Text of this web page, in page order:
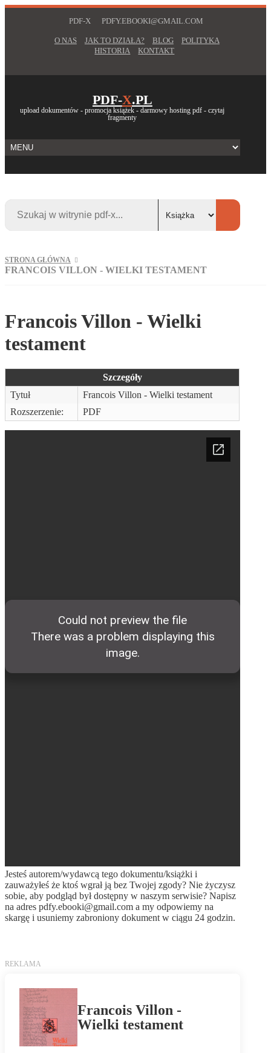
PDF-X PDFY.EBOOKI@GMAIL.COM
O NAS JAK TO DZIAŁA? BLOG
POLITYKA
HISTORIA
KONTAKT
PDF-X.PL
upload dokumentów - promocja książek - darmowy hosting pdf - czytaj
fragmenty
STRONA GŁÓWNA
FRANCOIS VILLON - WIELKI TESTAMENT
Francois Villon - Wielki
testament
Szczegóły
Tytuł
Francois Villon - Wielki testament
Rozszerzenie:
PDF
Jesteś autorem/wydawcą tego dokumentu/książki i
zauważyłeś że ktoś wgrał ją bez Twojej zgody? Nie życzysz
sobie, aby podgląd był dostępny w naszym serwisie? Napisz
na adres pdfy.ebooki@gmail.com a my odpowiemy na
skargę i usuniemy zabroniony dokument w ciągu 24 godzin.